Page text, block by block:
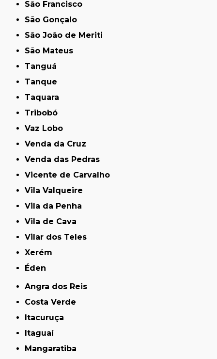
São Francisco
São Gonçalo
São João de Meriti
São Mateus
Tanguá
Tanque
Taquara
Tribobó
Vaz Lobo
Venda da Cruz
Venda das Pedras
Vicente de Carvalho
Vila Valqueire
Vila da Penha
Vila de Cava
Vilar dos Teles
Xerém
Éden
Angra dos Reis
Costa Verde
Itacuruça
Itaguaí
Mangaratiba